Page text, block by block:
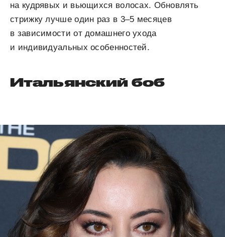
на кудрявых и вьющихся волосах. Обновлять
стрижку лучше один раз в 3–5 месяцев
в зависимости от домашнего ухода
и индивидуальных особенностей.
Итальянский боб